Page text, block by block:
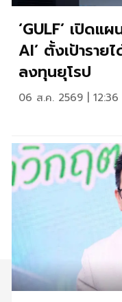
‘GULF’ เปิดแ
AI’ ตั้งเป้ารายได้โต 15% เดินหน้า
ลงทุนยุโรป
06 ส.ค. 2569 | 12:36